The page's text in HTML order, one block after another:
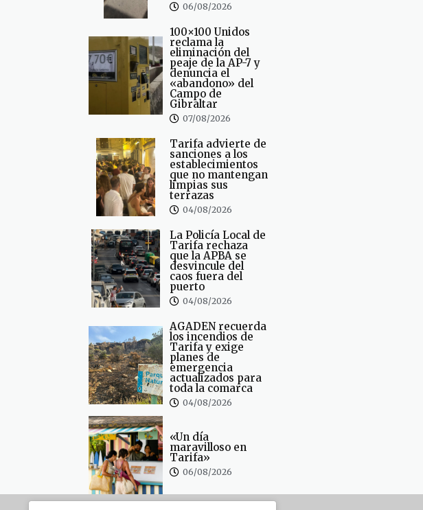
06/08/2026
100×100 Unidos
reclama la
eliminación del
peaje de la AP-7 y
denuncia el
«abandono» del
Campo de
Gibraltar
07/08/2026
Tarifa advierte de
sanciones a los
establecimientos
que no mantengan
limpias sus
terrazas
04/08/2026
La Policía Local de
Tarifa rechaza
que la APBA se
desvincule del
caos fuera del
puerto
04/08/2026
AGADEN recuerda
los incendios de
Tarifa y exige
planes de
emergencia
actualizados para
toda la comarca
04/08/2026
«Un día
maravilloso en
Tarifa»
06/08/2026